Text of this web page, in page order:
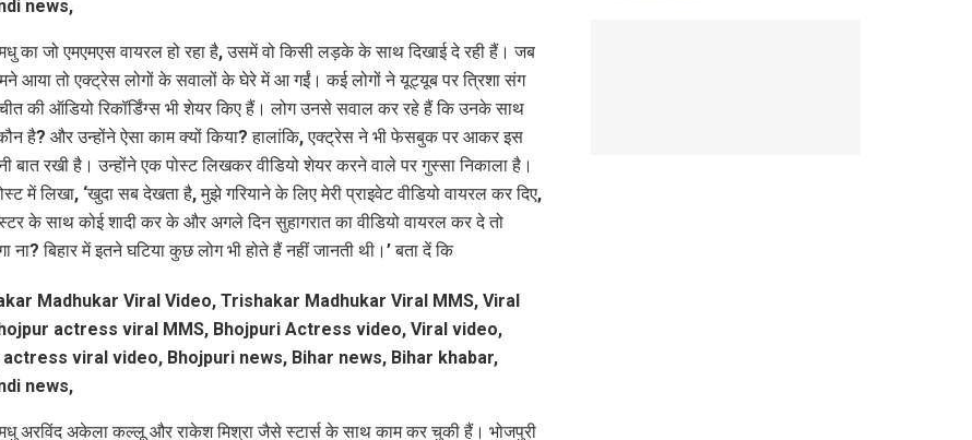
का जो एमएमएस वायरल हो रहा है, उसमें वो किसी लड़के के साथ दिखाई दे रही हैं। जब
आया तो एक्ट्रेस लोगों के सवालों के घेरे में आ गईं। कई लोगों ने यूट्यूब पर त्रिशा संग
की ऑडियो रिकॉर्डिंग्स भी शेयर किए हैं। लोग उनसे सवाल कर रहे हैं कि उनके साथ
कौन है? और उन्होंने ऐसा काम क्यों किया? हालांकि, एक्ट्रेस ने भी फेसबुक पर आकर इस
बात रखी है। उन्होंने एक पोस्ट लिखकर वीडियो शेयर करने वाले पर गुस्सा निकाला है।
में लिखा, ‘खुदा सब देखता है, मुझे गरियाने के लिए मेरी प्राइवेट वीडियो वायरल कर दिए,
के साथ कोई शादी कर के और अगले दिन सुहागरात का वीडियो वायरल कर दे तो
ना? बिहार में इतने घटिया कुछ लोग भी होते हैं नहीं जानती थी।’ बता दें कि
अरविंद अकेला कल्लू और राकेश मिश्रा जैसे स्टार्स के साथ काम कर चुकी हैं। भोजपुरी